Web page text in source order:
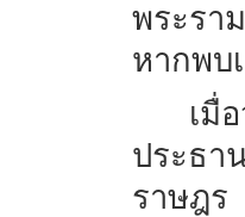
พระรา
หากพบ
เมื่
ประธา
ราษฎร